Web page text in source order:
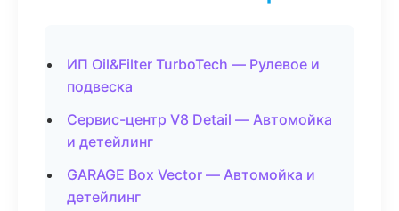
ИП Oil&Filter TurboTech — Рулевое и
подвеска
Сервис-центр V8 Detail — Автомойка
и детейлинг
GARAGE Box Vector — Автомойка и
детейлинг